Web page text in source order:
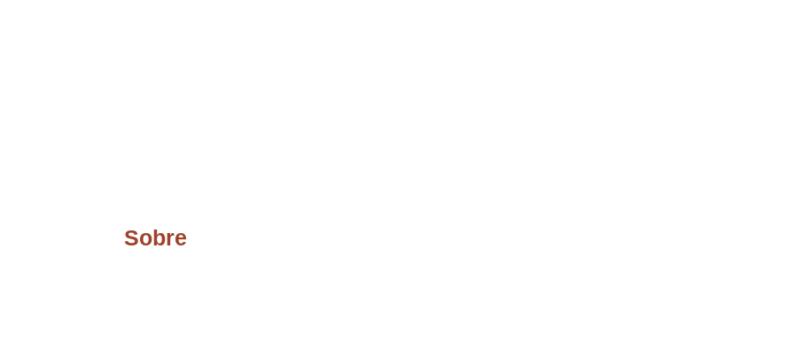
Sobre